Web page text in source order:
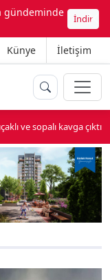
gündeminde
İndir
Künye İletişim
milyonluk soygun